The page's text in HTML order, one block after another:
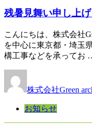
残暑見舞い申し上
こんにちは、株式会社
を中心に東京都・埼玉
構工事などを承ってお
株式会社Green
お知らせ